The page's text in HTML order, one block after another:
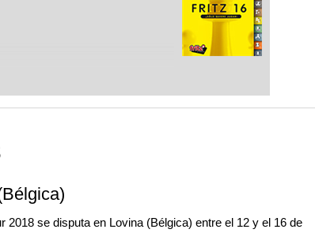
2018 se disputa en Lovina (Bélgica) entre el 12 y el 16 de